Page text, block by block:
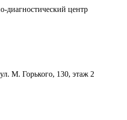
диагностический центр
М. Горького, 130, этаж 2